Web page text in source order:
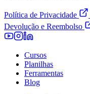
Política de Privacidade
Devolução e Reembolso
Cursos
Planilhas
Ferramentas
Blog